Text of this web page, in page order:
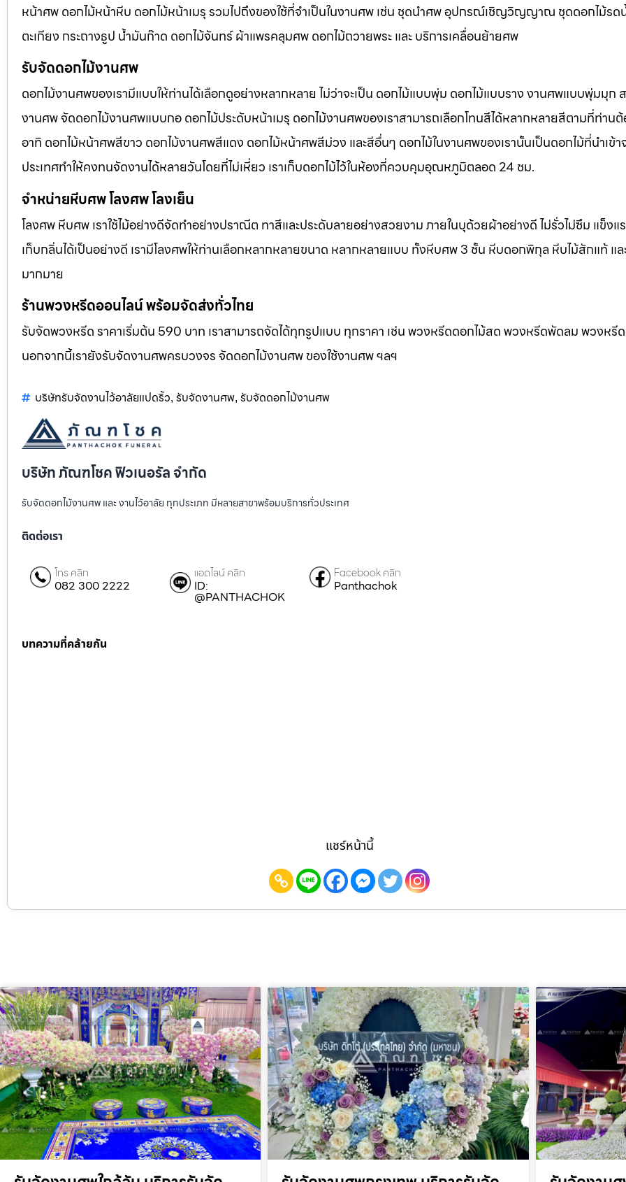
หน้าศพ ดอกไม้หน้าหีบ ดอกไม้หน้าเมรุ รวมไปถึงของใช้ที่จำเป็นในงานศพ เช่น ชุดนำศพ อุปกรณ์เชิญวิญญาณ ชุดดอกไม้รด
ตะเกียง กระถางธูป น้ำมันก๊าด ดอกไม้จันทร์ ผ้าแพรคลุมศพ ดอกไม้ถวายพระ และ บริการเคลื่อนย้ายศพ
รับจัดดอกไม้งานศพ
ดอกไม้งานศพของเรามีแบบให้ท่านได้เลือกดูอย่างหลากหลาย ไม่ว่าจะเป็น ดอกไม้แบบพุ่ม ดอกไม้แบบราง งานศพแบบพุ่มมุก
งานศพ จัดดอกไม้งานศพแบบกอ ดอกไม้ประดับหน้าเมรุ ดอกไม้งานศพของเราสามารถเลือกโทนสีได้หลากหลายสีตามที่ท่าน
อาทิ ดอกไม้หน้าศพสีขาว ดอกไม้งานศพสีแดง ดอกไม้หน้าศพสีม่วง และสีอื่นๆ ดอกไม้ในงานศพของเรานั้นเป็นดอกไม้ที่นำเข้า
ประเทศทำให้คงทนจัดงานได้หลายวันโดยที่ไม่เหี่ยว เราเก็บดอกไม้ไว้ในห้องที่ควบคุมอุณหภูมิตลอด 24 ชม.
จำหน่ายหีบศพ โลงศพ โลงเย็น
โลงศพ หีบศพ เราใช้ไม้อย่างดีจัดทำอย่างปราณีต ทาสีและประดับลายอย่างสวยงาม ภายในบุด้วยผ้าอย่างดี ไม่รั่วไม่ซึม แข็งแ
เก็บกลิ่นได้เป็นอย่างดี เรามีโลงศพให้ท่านเลือกหลากหลายขนาด หลากหลายแบบ ทั้งหีบศพ 3 ชั้น หีบดอกพิกุล หีบไม้สักแท้ แ
มากมาย
ร้านพวงหรีดออนไลน์ พร้อมจัดส่งทั่วไทย
รับจัดพวงหรีด ราคาเริ่มต้น 590 บาท เราสามารถจัดได้ทุกรูปแบบ ทุกราคา เช่น พวงหรีดดอกไม้สด พวงหรีดพัดลม พวงหรี
นอกจากนี้เรายังรับจัดงานศพครบวงจร จัดดอกไม้งานศพ ของใช้งานศพ ฯลฯ
บริษัทรับจัดงานไว้อาลัยแปดริ้ว, รับจัดงานศพ, รับจัดดอกไม้งานศพ
บริษัท ภัณฑโชค ฟิวเนอรัล จำกัด
รับจัดดอกไม้งานศพ และ งานไว้อาลัย ทุกประเภท มีหลายสาขาพร้อมบริการทั่วประเทศ
ติดต่อเรา
โทร คลิก
082 300 2222
แอดไลน์ คลิก
ID:
@PANTHACHOK
Facebook คลิก
Panthachok
บทความที่คล้ายกัน
แชร์หน้านี้